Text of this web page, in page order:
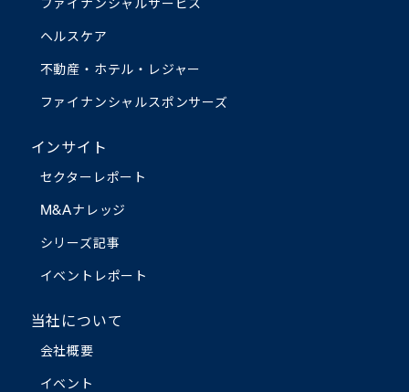
ファイナンシャルサービス
ヘルスケア
不動産・ホテル・レジャー
ファイナンシャルスポンサーズ
インサイト
セクターレポート
M&Aナレッジ
シリーズ記事
イベントレポート
当社について
会社概要
イベント